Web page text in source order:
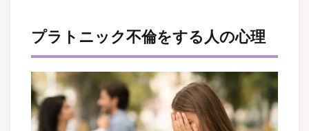
プラトニック不倫をする人の心理